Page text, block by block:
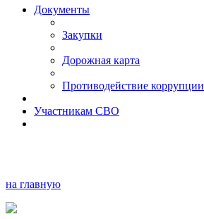
Документы
Закупки
Дорожная карта
Противодействие коррупции
Участникам СВО
на главную